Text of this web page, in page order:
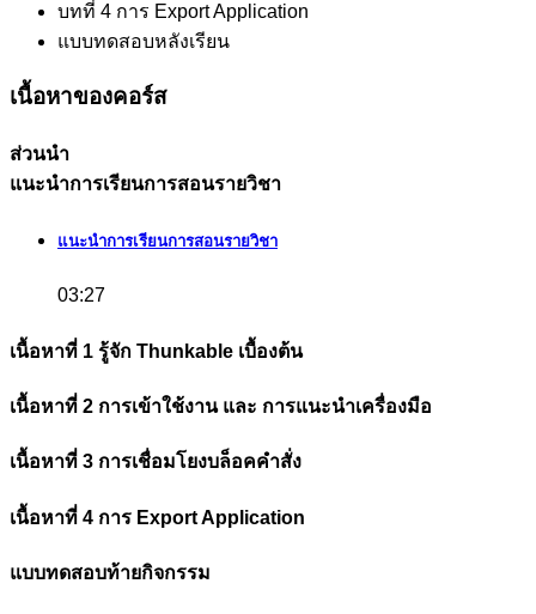
บทที่ 4 การ Export Application
แบบทดสอบหลังเรียน
เนื้อหาของคอร์ส
ส่วนนำ
แนะนำการเรียนการสอนรายวิชา
แนะนำการเรียนการสอนรายวิชา
03:27
เนื้อหาที่ 1 รู้จัก Thunkable เบื้องต้น
เนื้อหาที่ 2 การเข้าใช้งาน และ การแนะนำเครื่องมือ
เนื้อหาที่ 3 การเชื่อมโยงบล็อคคำสั่ง
เนื้อหาที่ 4 การ Export Application
แบบทดสอบท้ายกิจกรรม